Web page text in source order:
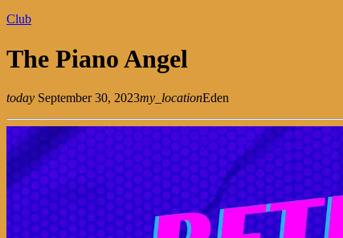
Club
The Piano Angel
today September 30, 2023my_locationEden